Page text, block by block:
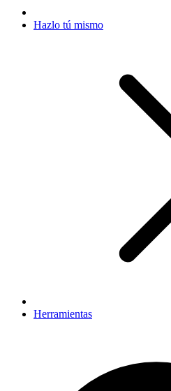
Hazlo tú mismo
Herramientas